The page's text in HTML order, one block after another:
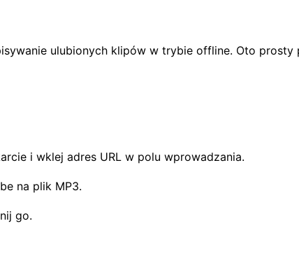
ulubionych klipów w trybie offline. Oto prosty
i wklej adres URL w polu wprowadzania.
na plik MP3.
go.